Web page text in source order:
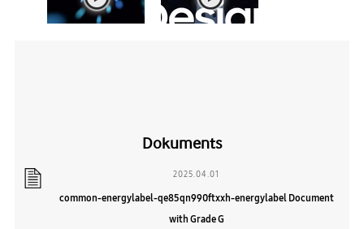
Dokuments
2025.04.01
common-energylabel-qe85qn990ftxxh-energylabel Document
with Grade G